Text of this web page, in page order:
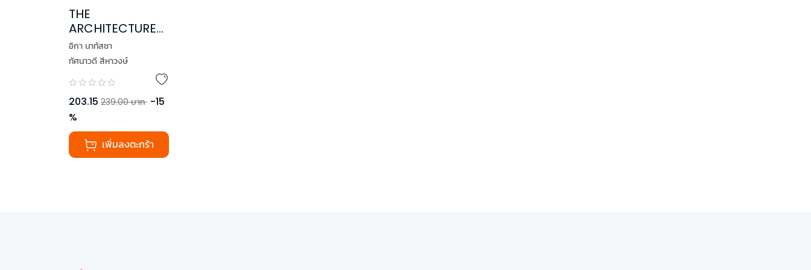
THE
ARCHITECTURE
OF LOVE ออกแบบ
ร่างก่อสร้างรัก
อิกา นาทัสซา
ทัศนาวดี สีหาวงษ์
203.15 239.00 บาท -15
%
เพิ่มลงตะกร้า